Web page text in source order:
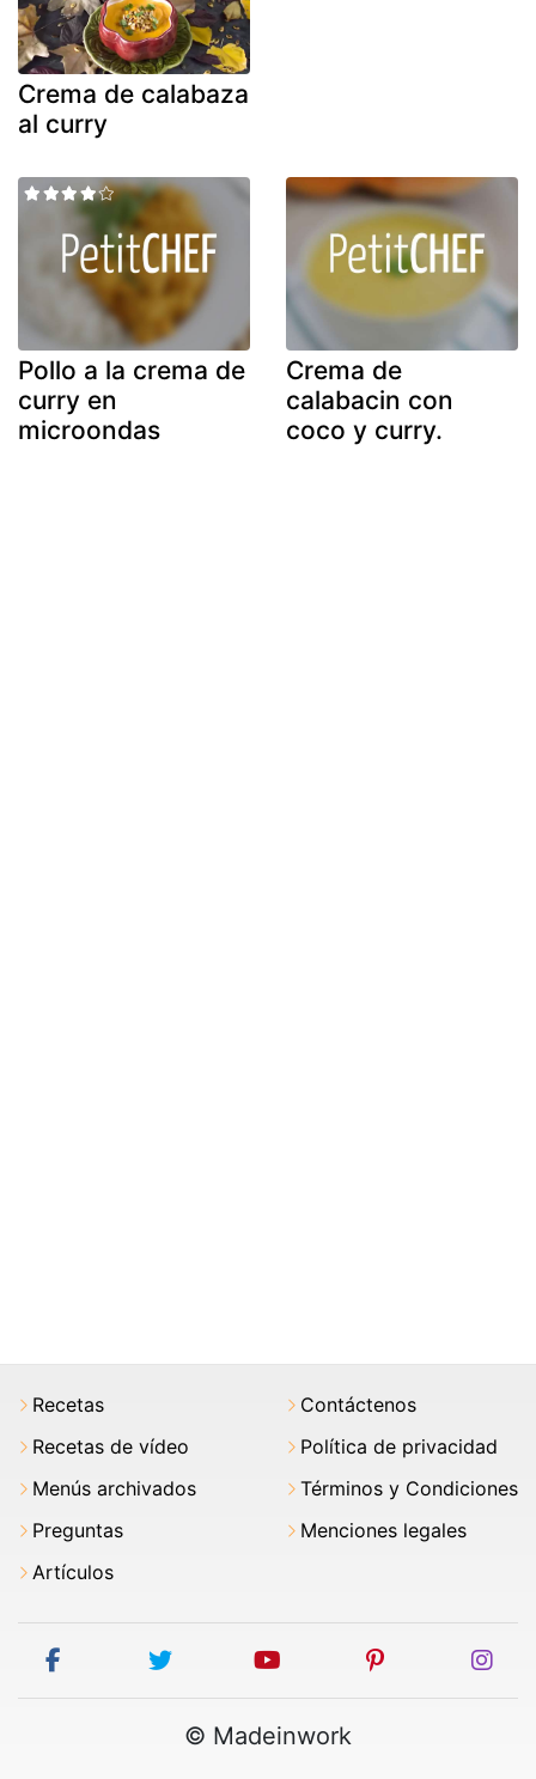
Crema de calabaza
al curry
Pollo a la crema de
curry en
microondas
Crema de
calabacin con
coco y curry.
Recetas
Recetas de vídeo
Menús archivados
Preguntas
Artículos
Contáctenos
Política de privacidad
Términos y Condiciones
Menciones legales
facebook twitter youtube pinterest
© Madeinwork